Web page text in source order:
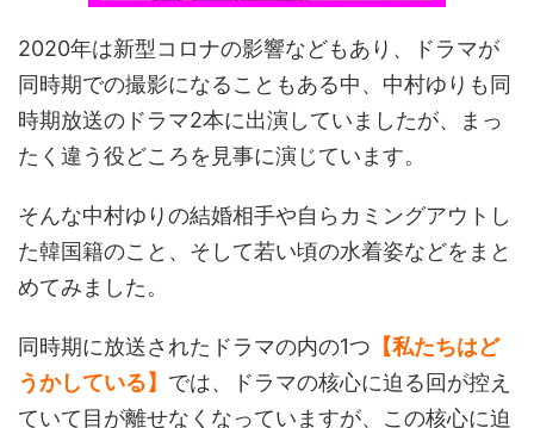
2020年は新型コロナの影響などもあり、ドラマが
同時期での撮影になることもある中、中村ゆりも同
時期放送のドラマ2本に出演していましたが、まっ
たく違う役どころを見事に演じています。
そんな中村ゆりの結婚相手や自らカミングアウトし
た韓国籍のこと、そして若い頃の水着姿などをまと
めてみました。
同時期に放送されたドラマの内の1つ 【私たちはど
うかしている】 では、ドラマの核心に迫る回が控え
ていて目が離せなくなっていますが、この核心に迫